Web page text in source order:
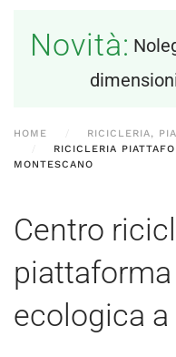
Novità:
HOME
RICICLERIA,
RICICLERIA
MONTESCANO
Centro
ecologica